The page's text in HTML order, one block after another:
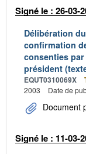
Signé le : 26-03-
Délibération
confirmation
consenties
président
EQUT0310069X
2003
Date de
Document
Signé le : 11-03-